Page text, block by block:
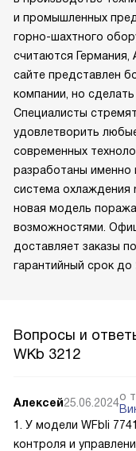
и промышленных
горно-шахтного
считаются
сайте представлен
компании, но
Специалисты
удовлетворить
современных
разработаны именно
система охлаждения
новая модель
возможностями.
доставляет заказы
гарантийный срок до
Вопросы и
WKb 3212
Алексей25.06.2024о
1. У модели WFbli
контроля и